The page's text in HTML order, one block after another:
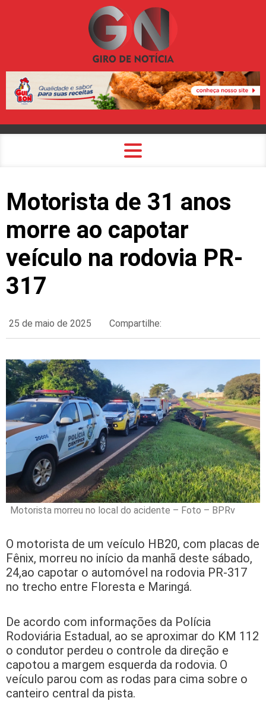
Motorista de 31 anos
morre ao capotar
veículo na rodovia PR-
317
25 de maio de 2025 Compartilhe:
Motorista morreu no local do acidente – Foto – BPRv
O motorista de um veículo HB20, com placas de
Fênix, morreu no início da manhã deste sábado,
24,ao capotar o automóvel na rodovia PR-317
no trecho entre Floresta e Maringá.
De acordo com informações da Polícia
Rodoviária Estadual, ao se aproximar do KM 112
o condutor perdeu o controle da direção e
capotou a margem esquerda da rodovia. O
veículo parou com as rodas para cima sobre o
canteiro central da pista.